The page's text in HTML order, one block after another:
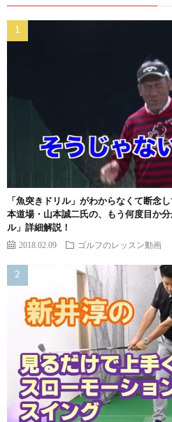
「魚突きドリル」がわからなくて断念
本道場・山本誠二氏の、もう何度目か
ル」詳細解説！
2018.02.09 ゴルフのレッスン動画